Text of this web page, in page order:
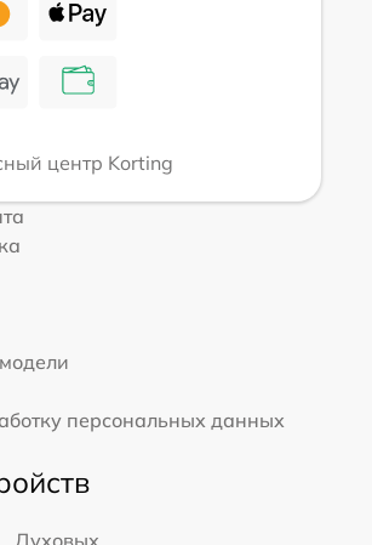
центр Korting
персональных данных
Духовых